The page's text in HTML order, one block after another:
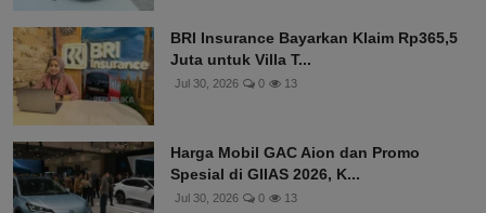
BRI Insurance Bayarkan Klaim Rp365,5
Juta untuk Villa T...
Jul 30, 2026 0 13
Harga Mobil GAC Aion dan Promo
Spesial di GIIAS 2026, K...
Jul 30, 2026 0 13